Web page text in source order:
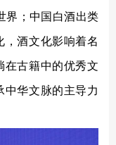
界；中国白酒出类
，酒文化影响着名
在古籍中的优秀文
中华文脉的主导力